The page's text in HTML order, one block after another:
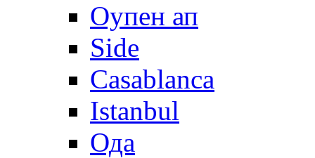
Оупен ап
Side
Casablanca
Istanbul
Ода